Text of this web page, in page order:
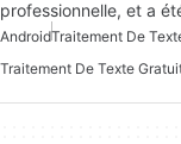
professionnelle, et a
AndroidTraitement De